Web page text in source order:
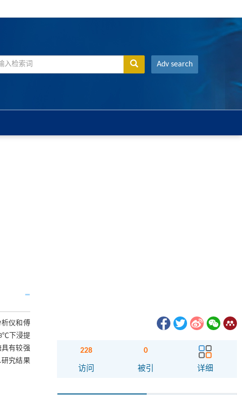
Adv search
仪和傅
下浸提
有较强
研究结果
228
访问
0
被引 详细